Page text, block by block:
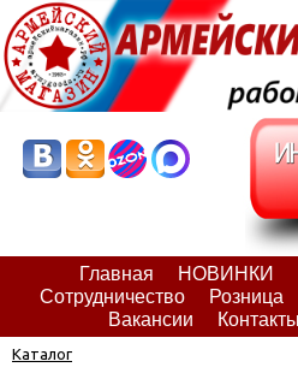
Главная НОВИНКИ
Сотрудничество
Розница
Вакансии
Контакты
Каталог